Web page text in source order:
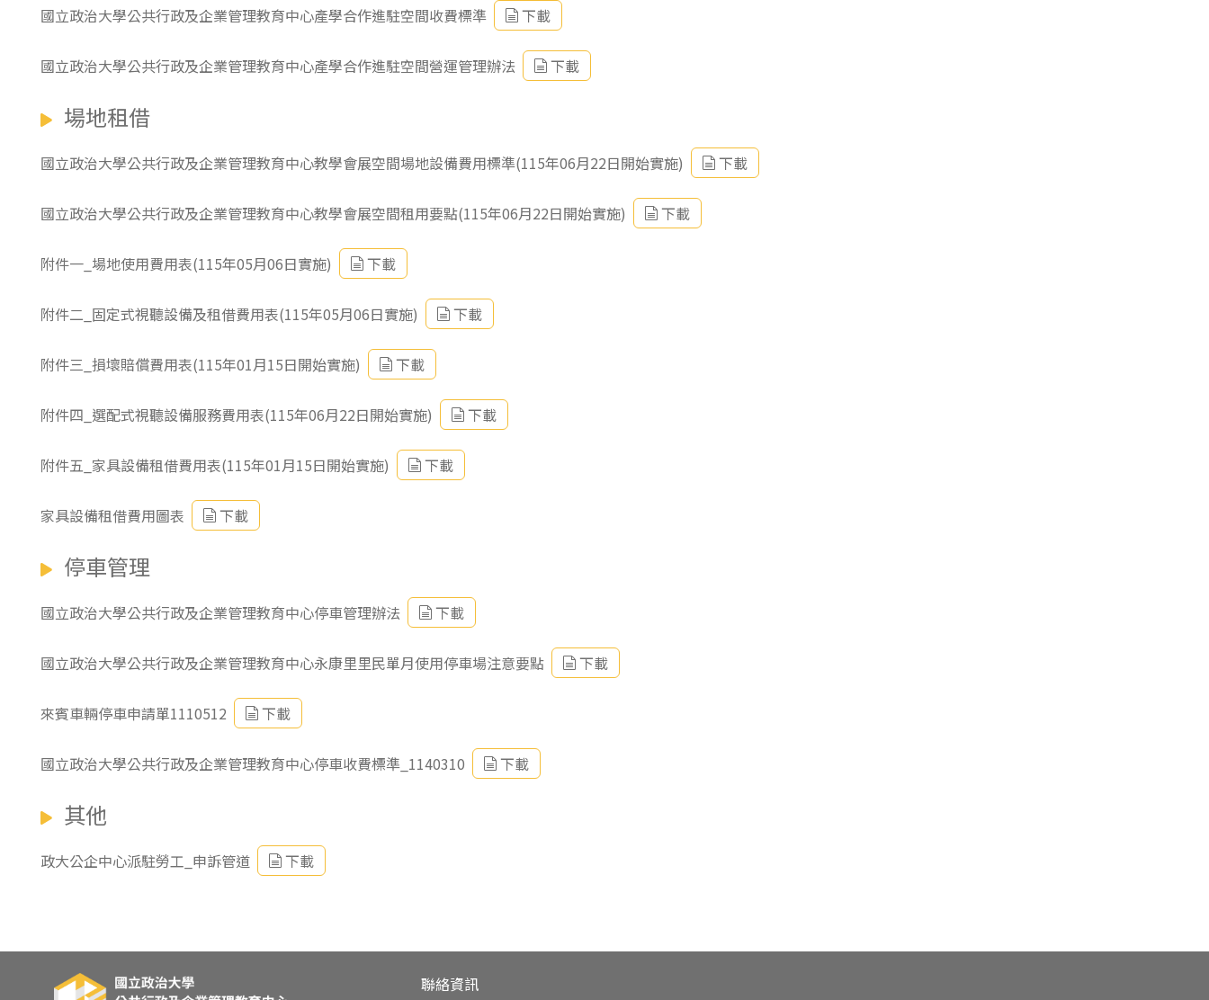
國立政治大學公共行政及企業管理教育中心產學合作進駐空間收費標準 下載
國立政治大學公共行政及企業管理教育中心產學合作進駐空間營運管理辦法 下載
場地租借
國立政治大學公共行政及企業管理教育中心教學會展空間場地設備費用標準(115年06月22日開始實施) 下載
國立政治大學公共行政及企業管理教育中心教學會展空間租用要點(115年06月22日開始實施) 下載
附件一_場地使用費用表(115年05月06日實施) 下載
附件二_固定式視聽設備及租借費用表(115年05月06日實施) 下載
附件三_損壞賠償費用表(115年01月15日開始實施) 下載
附件四_選配式視聽設備服務費用表(115年06月22日開始實施) 下載
附件五_家具設備租借費用表(115年01月15日開始實施) 下載
家具設備租借費用圖表 下載
停車管理
國立政治大學公共行政及企業管理教育中心停車管理辦法 下載
國立政治大學公共行政及企業管理教育中心永康里里民單月使用停車場注意要點 下載
來賓車輛停車申請單1110512 下載
國立政治大學公共行政及企業管理教育中心停車收費標準_1140310 下載
其他
政大公企中心派駐勞工_申訴管道 下載
聯絡資訊